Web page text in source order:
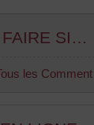
FAIRE SI…
les